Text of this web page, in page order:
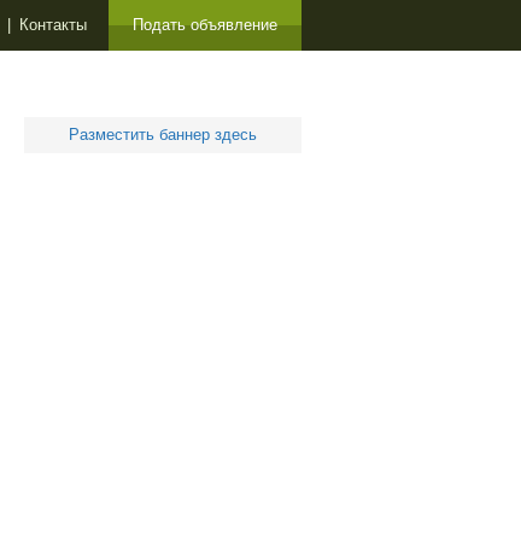
Подать объявление
Контакты
Разместить баннер здесь